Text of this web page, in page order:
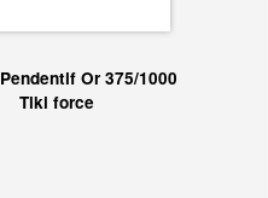
Pendentif Or 375/1000
Tiki force